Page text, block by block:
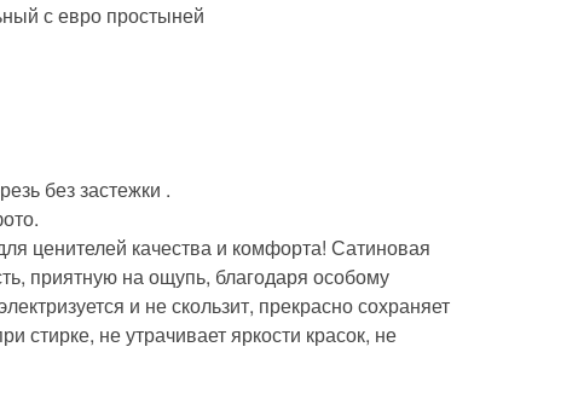
с евро простыней
без застежки .
ценителей качества и комфорта! Сатиновая
приятную на ощупь, благодаря особому
и не скользит, прекрасно сохраняет
стирке, не утрачивает яркости красок, не